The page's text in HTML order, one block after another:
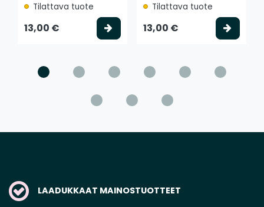
Tilattava tuote
13,00 € Valitse vaihtoehto
Tilattava tuote
13,00 €
LAADUKKAAT MAINOSTUOTTEET